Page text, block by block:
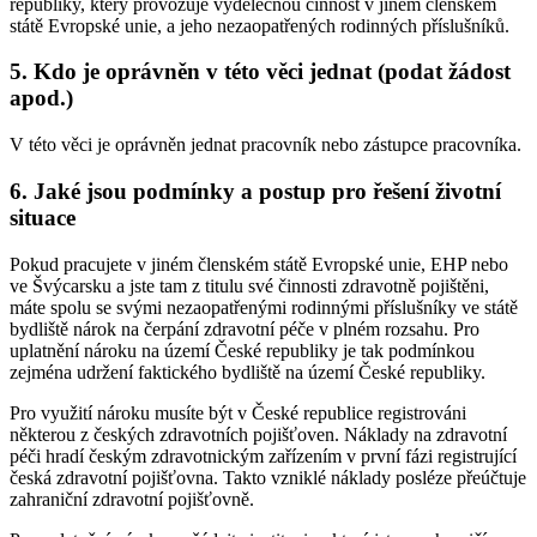
státě Evropské unie, a jeho nezaopatřených rodinných příslušníků.
5. Kdo je oprávněn v této věci jednat (podat žádost
apod.)
V této věci je oprávněn jednat pracovník nebo zástupce pracovníka.
6. Jaké jsou podmínky a postup pro řešení životní
situace
Pokud pracujete v jiném členském státě Evropské unie, EHP nebo
ve Švýcarsku a jste tam z titulu své činnosti zdravotně pojištěni,
máte spolu se svými nezaopatřenými rodinnými příslušníky ve státě
bydliště nárok na čerpání zdravotní péče v plném rozsahu. Pro
uplatnění nároku na území České republiky je tak podmínkou
zejména udržení faktického bydliště na území České republiky.
Pro využití nároku musíte být v České republice registrováni
některou z českých zdravotních pojišťoven. Náklady na zdravotní
péči hradí českým zdravotnickým zařízením v první fázi registrující
česká zdravotní pojišťovna. Takto vzniklé náklady posléze přeúčtuje
zahraniční zdravotní pojišťovně.